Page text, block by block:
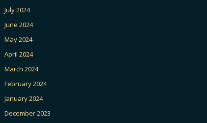
July 2024
June 2024
May 2024
April 2024
March 2024
February 2024
January 2024
December 2023